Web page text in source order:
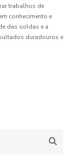
trabalhos de
conhecimento e
das soldas e a
duradouros e